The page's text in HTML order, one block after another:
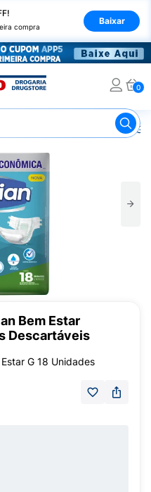
compra
Baixar
0
Fralda
Bem Estar
Descartáveis
G 18 Unidades